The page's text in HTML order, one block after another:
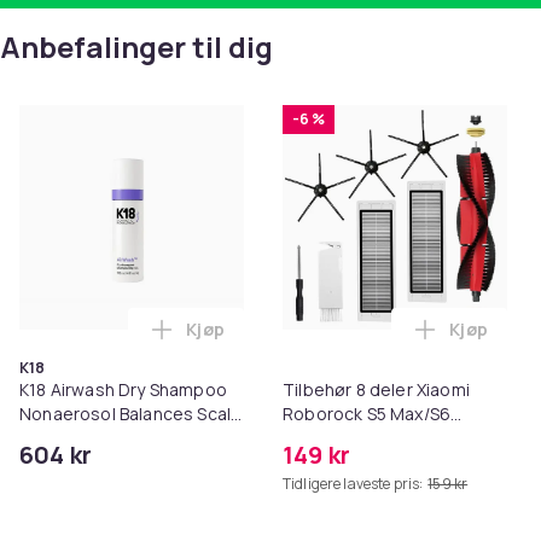
Anbefalinger til dig
K18
K18 Airwash Dry Shampoo
Nonaerosol Balances Scalp
604 kr
Legg K18 Airwash Dry Shampoo
Kjøp
-6 %
Tilbehør 8 deler Xiaomi
Roborock S5 Max/S6
MAXV/S50/S51/S55/S5/S60/
149 kr
Tidligere laveste pris: 159 kr
Legg
Kjøp